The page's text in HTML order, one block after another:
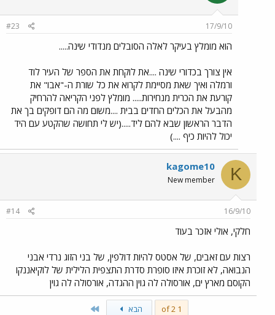
17/9/10
#23
הוא מומלץ בעיקר לאלה הסובלים מנדודי שינה.....
אין צורך בכדורי שינה ....את לוקחת את הספר של העיר לוד
ורמלה ואיך שאת מסיימת לקרוא את כל שורת ה-"אבו" את
קורעת את הכרית מנחירות..... מומלץ לפני הקריאה להרחיק
מהבעל את הכלים החדים בבית ....משום מה הם דופקים בך את
הדבר הראשון שבא להם ליד.....(יש לי תחושה שהקטע עם היד
יכול להיות כיף ....)
K
kagome10
New member
16/9/10
#14
חלקי, אולי אזכר בעוד
רצות עם זאבים, של אסטס להיות דולפין, של בני הזוג נרדי אבני
הנבואה, לא זוכרת איזו סופרת סדרת התצפית הלילית של לוקיאננקו
הקוסם מארץ ים, אורסולה לה גוין ההגדה, אורסולה לה גוין
1 of 2 הבא